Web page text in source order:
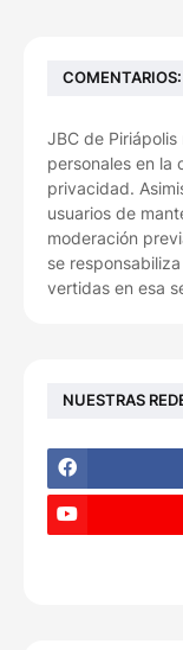
COMENTARIOS:
JBC de
personales en la
privacidad.
usuarios de
moderación
se
vertidas en esa
NUESTRAS